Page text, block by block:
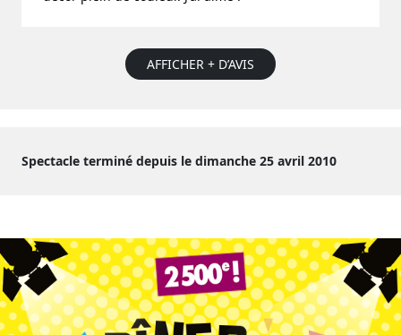
AFFICHER + D’AVIS
Spectacle terminé depuis le dimanche 25 avril 2010